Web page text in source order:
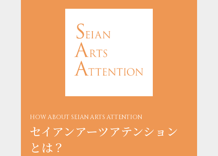
HOW ABOUT SEIAN ARTS ATTENTION
セイアンアーツアテンション
とは？